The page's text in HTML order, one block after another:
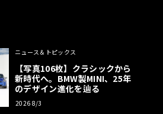
ニュース＆トピックス
【写真106枚】クラシックから
新時代へ。BMW製MINI、25年
のデザイン進化を辿る
2026 8/3